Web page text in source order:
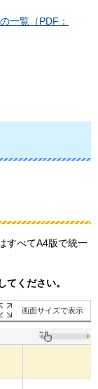
一覧（PDF：
すべてA4版で統一
ください。
画面サイズで表示